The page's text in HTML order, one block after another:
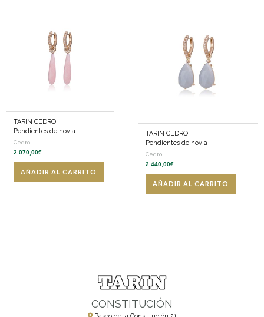
TARIN CEDRO
Pendientes de novia
Cedro
2.070,00€
AÑADIR AL CARRITO
TARIN CEDRO
Pendientes de novia
Cedro
2.440,00€
AÑADIR AL CARRITO
CONSTITUCIÓN